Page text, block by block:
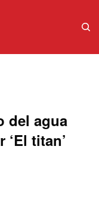
del agua
titan’